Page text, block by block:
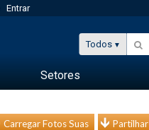
Entrar
Todos
Setores
Carregar Fotos Suas Partilhar